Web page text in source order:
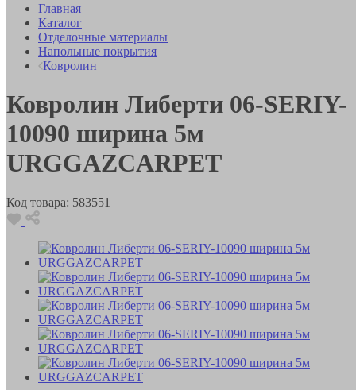
Главная
Каталог
Отделочные материалы
Напольные покрытия
Ковролин
Ковролин Либерти 06-SERIY-
10090 ширина 5м
URGGAZCARPET
Код товара: 583551